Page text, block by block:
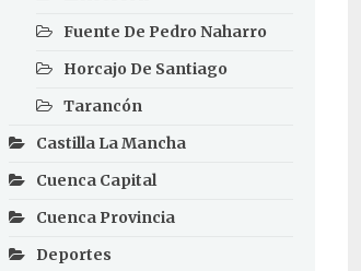
Fuente De Pedro Naharro
Horcajo De Santiago
Tarancón
Castilla La Mancha
Cuenca Capital
Cuenca Provincia
Deportes